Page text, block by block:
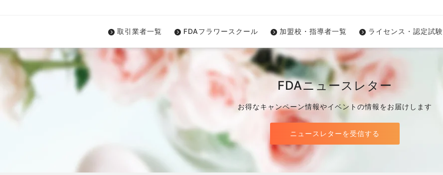
取引業者一覧 FDAフラワースクール 加盟校・指導者一覧 ライセンス・認定試験
FDAニュースレター
お得なキャンペーン情報やイベントの情報をお届けします
ニュースレターを受信する